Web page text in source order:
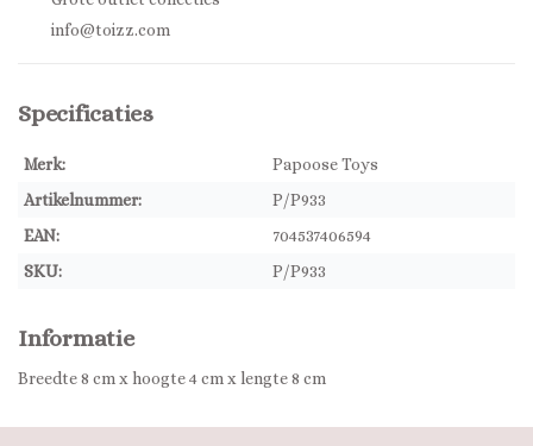
info@toizz.com
Specificaties
Merk:
Papoose Toys
Artikelnummer:
P/P933
EAN:
704537406594
SKU:
P/P933
Informatie
Breedte 8 cm x hoogte 4 cm x lengte 8 cm